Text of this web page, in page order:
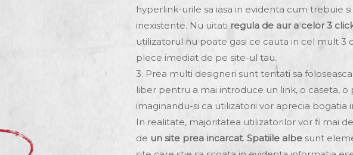
hyperlink-urile sa iasa in evidenta cum trebuie
inexistente. Nu uitati regula de aur a celor 3
utilizatorul nu poate gasi ce cauta in cel mult 3
plece imediat de pe site-ul tau.
3. Prea multi designeri sunt tentati sa
liber pentru a mai introduce un link, o caseta, o
imaginandu-si ca utilizatorii vor aprecia bogatia
In realitate, majoritatea utilizatorilor vor fi mai
de un site prea incarcat. Spatiile albesunt